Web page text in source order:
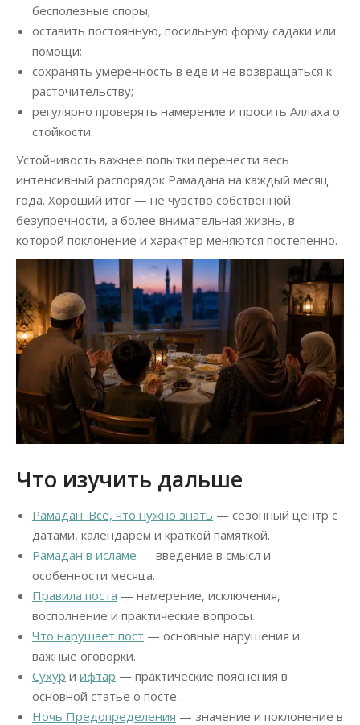
бесполезные споры;
оставить постоянную, посильную форму садаки или
помощи;
сохранять умеренность в еде и не возвращаться к
расточительству;
регулярно проверять намерение и просить Аллаха о
стойкости.
Устойчивость важнее попытки перенести весь
интенсивный распорядок Рамадана на каждый месяц
года. Хороший итог — не чувство собственной
безупречности, а более внимательная жизнь, в
которой поклонение и характер меняются постепенно.
Что изучить дальше
Рамадан. Всё, что нужно знать — сезонный центр с
датами, календарём и краткой памяткой.
Рамадан в исламе — введение в смысл и
особенности месяца.
Правила поста — намерение, исключения,
восполнение и практические вопросы.
Что нарушает пост — основные нарушения и
важные оговорки.
Сухур и ифтар — практические пояснения в
основной статье о посте.
Ночь Предопределения — значение и поклонение в